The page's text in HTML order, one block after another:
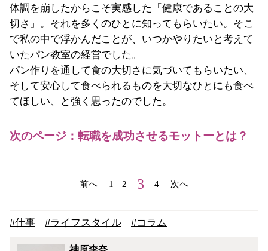
体調を崩したからこそ実感した「健康であることの大
切さ」。それを多くのひとに知ってもらいたい。そこ
で私の中で浮かんだことが、 いつかやりたいと考えて
いたパン教室の経営でした。
パン作りを通して食の大切さに気づいてもらいたい、
そして安心して食べられるものを大切なひとにも食べ
てほしい、と強く思ったのでした。
次のページ：転職を成功させるモットーとは？
前へ 1 2 3 4 次へ
#仕事 #ライフスタイル #コラム